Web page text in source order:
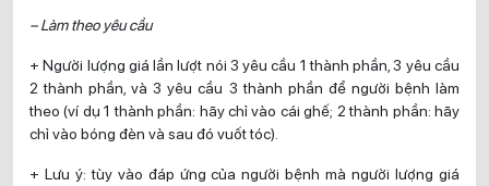
– Làm theo yêu cầu
+ Người lượng giá lần lượt nói 3 yêu cầu 1 thành phần, 3 yêu cầu
2 thành phần, và 3 yêu cầu 3 thành phần để người bệnh làm
theo (ví dụ 1 thành phần: hãy chỉ vào cái ghế; 2 thành phần: hãy
chỉ vào bóng đèn và sau đó vuốt tóc).
+ Lưu ý: tùy vào đáp ứng của người bệnh mà người lượng giá